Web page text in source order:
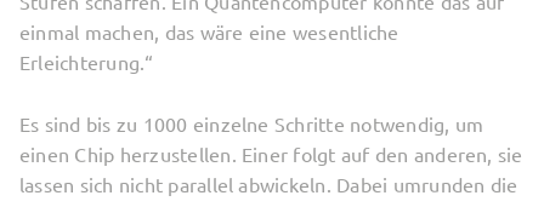
einmal machen, das wäre eine wesentliche
Erleichterung.“
Es sind bis zu 1000 einzelne Schritte notwendig, um
einen Chip herzustellen. Einer folgt auf den anderen, sie
lassen sich nicht parallel abwickeln. Dabei umrunden die